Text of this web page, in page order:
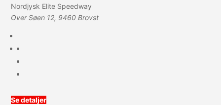
Nordjysk Elite Speedway
Over Søen 12, 9460 Brovst
Se detaljer